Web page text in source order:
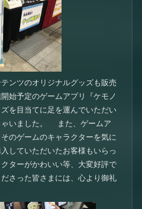
ンツのオリジナルグッズも販売
始予定のゲームアプリ『ケモノ
を目当てに足を運んでいただい
ゃいました。 また、ゲームア
のゲームのキャラクターを気に
していただいたお客様もいらっ
ターがかわいい等、大変好評で
さった皆さまには、心より御礼